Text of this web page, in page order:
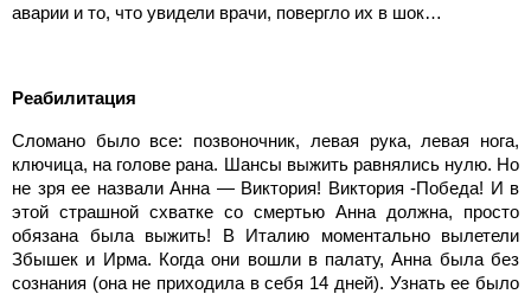
аварии и то, что увидели врачи, повергло их в шок…
Реабилитация
Сломано было все: позвоночник, левая рука, левая нога,
ключица, на голове рана. Шансы выжить равнялись нулю. Но
не зря ее назвали Анна — Виктория! Виктория -Победа! И в
этой страшной схватке со смертью Анна должна, просто
обязана была выжить! В Италию моментально вылетели
Збышек и Ирма. Когда они вошли в палату, Анна была без
сознания (она не приходила в себя 14 дней). Узнать ее было